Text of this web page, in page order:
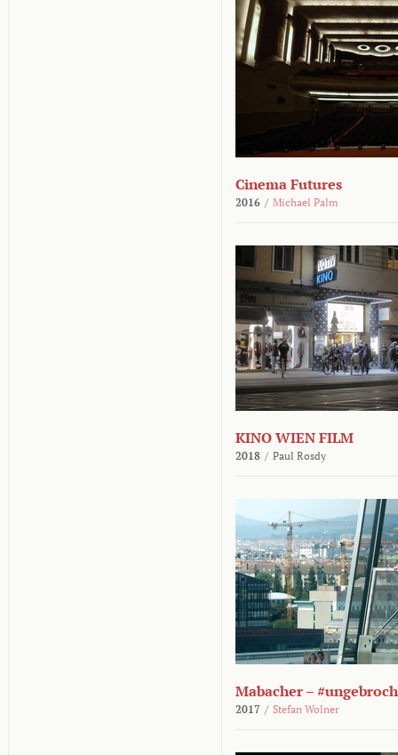
Cinema Futures
2016 / Michael Palm
KINO WIEN FILM
2018 / Paul Rosdy
Mabacher –
2017 / Stefan Wolner